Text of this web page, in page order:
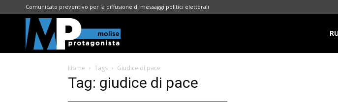
Comunicato preventivo per la diffusione di messaggi politici elettorali
Protagonista
Home Tags Giudice di pace
Tag: giudice di pace